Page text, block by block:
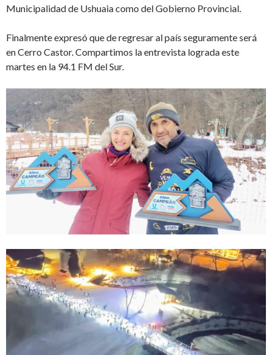
Municipalidad de Ushuaia como del Gobierno Provincial.
Finalmente expresó que de regresar al país seguramente será
en Cerro Castor. Compartimos la entrevista lograda este
martes en la 94.1 FM del Sur.